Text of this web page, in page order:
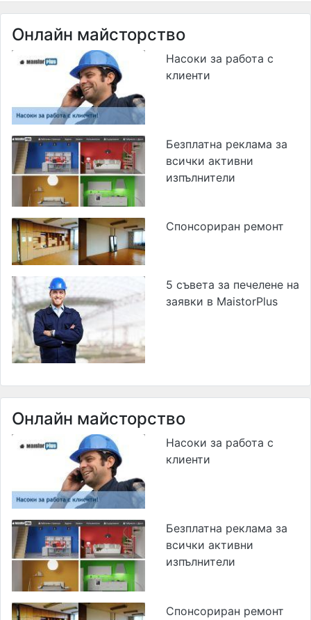
Онлайн майсторство
Насоки за работа с
клиенти
Безплатна реклама за
всички активни
изпълнители
Спонсориран ремонт
5 съвета за печелене на
заявки в MaistorPlus
Онлайн майсторство
Насоки за работа с
клиенти
Безплатна реклама за
всички активни
изпълнители
Спонсориран ремонт